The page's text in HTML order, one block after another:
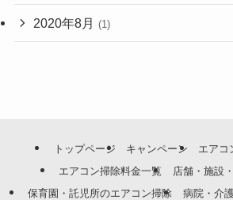
2020年8月 (1)
トップページ キャンペーン
エアコ
エアコン掃除料金一覧
店舗・施設
保育園・託児所のエアコン掃除
病院・介